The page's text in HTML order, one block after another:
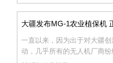
的政策，抑
大疆发布MG-1农业植保机
一直以来，因为出于对大疆
动，几乎所有的无人机厂商纷